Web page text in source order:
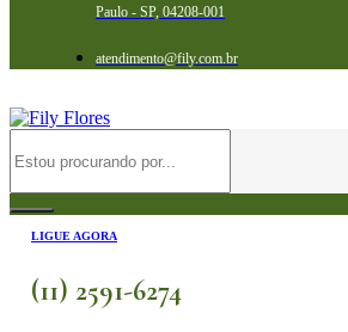
Paulo - SP, 04208-001
atendimento@fily.com.br
LIGUE AGORA
(11) 2591-6274